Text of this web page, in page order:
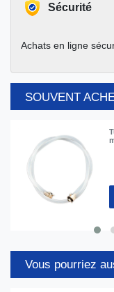
Sécurité
Achats en ligne
SOUVENT
Vous pourriez